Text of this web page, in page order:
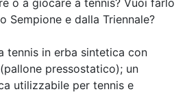
o a giocare a tennis? Vuoi farlo
Sempione e dalla Triennale?
tennis in erba sintetica con
pressostatico); un
utilizzabile per tennis e